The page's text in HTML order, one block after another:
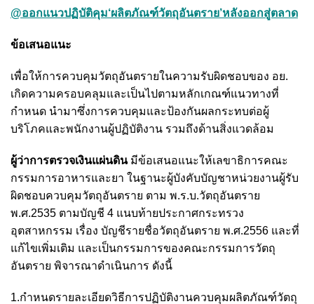
@ออกแนวปฏิบัติคุม‘ผลิตภัณฑ์วัตถุอันตราย’หลังออกสู่ตลาด
ข้อเสนอแนะ
เพื่อให้การควบคุมวัตถุอันตรายในความรับผิดชอบของ อย.
เกิดความครอบคลุมและเป็นไปตามหลักเกณฑ์แนวทางที่
กำหนด นำมาซึ่งการควบคุมและป้องกันผลกระทบต่อผู้
บริโภคและพนักงานผู้ปฏิบัติงาน รวมถึงด้านสิ่งแวดล้อม
ผู้ว่าการตรวจเงินแผ่นดินมีข้อเสนอแนะให้เลขาธิการคณะ
กรรมการอาหารและยา ในฐานะผู้บังคับบัญชาหน่วยงานผู้รับ
ผิดชอบควบคุมวัตถุอันตราย ตาม พ.ร.บ.วัตถุอันตราย
พ.ศ.2535 ตามบัญชี 4 แนบท้ายประกาศกระทรวง
อุตสาหกรรม เรื่อง บัญชีรายชื่อวัตถุอันตราย พ.ศ.2556 และที่
แก้ไขเพิ่มเติม และเป็นกรรมการของคณะกรรมการวัตถุ
อันตราย พิจารณาดำเนินการ ดังนี้
1.กำหนดรายละเอียดวิธีการปฏิบัติงานควบคุมผลิตภัณฑ์วัตถุ